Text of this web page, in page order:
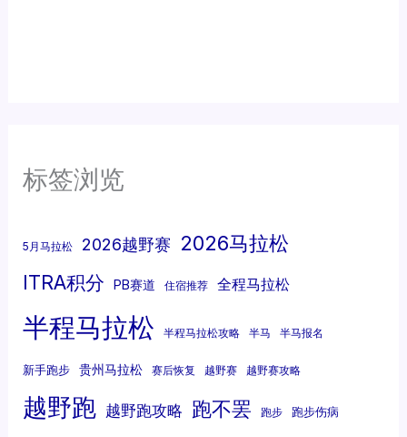
标签浏览
5月马拉松 2026越野赛 2026马拉松
ITRA积分 PB赛道 住宿推荐 全程马拉松
半程马拉松 半程马拉松攻略 半马 半马报名
新手跑步 贵州马拉松 赛后恢复 越野赛 越野赛攻略
越野跑 越野跑攻略 跑不罢 跑步 跑步伤病